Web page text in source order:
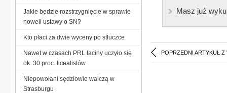
Masz już
POPRZEDNI ARTYKUŁ Z
Jakie będzie rozstrzygnięcie w sprawie
noweli ustawy o SN?
Kto płaci za dwie wyceny po stłuczce
Nawet w czasach PRL łaciny uczyło się
ok. 30 proc. licealistów
Niepowołani sędziowie walczą w
Strasburgu